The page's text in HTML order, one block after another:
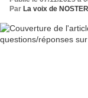
Par La voix de